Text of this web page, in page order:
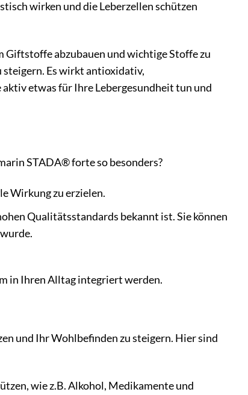
wirken und die Leberzellen schützen
Giftstoffe abzubauen und wichtige Stoffe zu
steigern. Es wirkt antioxidativ,
aktiv etwas für Ihre Lebergesundheit tun und
STADA® forte so besonders?
Wirkung zu erzielen.
Qualitätsstandards bekannt ist. Sie können
in Ihren Alltag integriert werden.
und Ihr Wohlbefinden zu steigern. Hier sind
wie z.B. Alkohol, Medikamente und